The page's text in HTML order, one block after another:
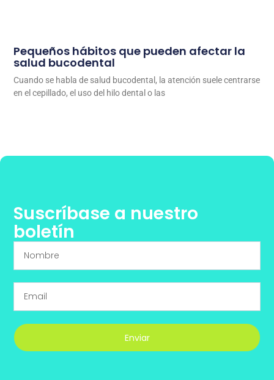
Pequeños hábitos que pueden afectar la
salud bucodental
Cuando se habla de salud bucodental, la atención suele centrarse
en el cepillado, el uso del hilo dental o las
Suscríbase a nuestro
boletín
Enviar